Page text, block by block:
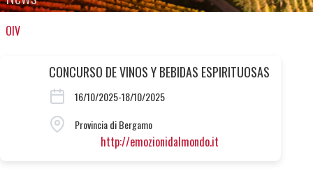
OIV
CONCURSO DE VINOS Y BEBIDAS ESPIRITUOSAS
16/10/2025-18/10/2025
Provincia di Bergamo
http://emozionidalmondo.it